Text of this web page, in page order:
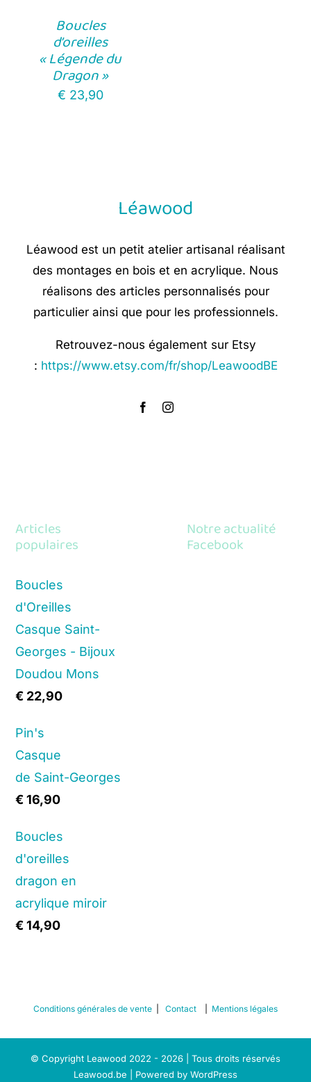
Boucles
d’oreilles
« Légende du
Dragon »
€ 23,90
Léawood
Léawood est un petit atelier artisanal réalisant
des montages en bois et en acrylique. Nous
réalisons des articles personnalisés pour
particulier ainsi que pour les professionnels.
Retrouvez-nous également sur Etsy
: https://www.etsy.com/fr/shop/LeawoodBE
Articles
populaires
Boucles
d'Oreilles
Casque Saint-
Georges - Bijoux
Doudou Mons
€ 22,90
Pin's
Casque
de Saint-Georges
€16,90
Boucles
d'oreilles
dragon en
acrylique miroir
€14,90
Notre actualité
Facebook
Conditions générales de vente Contact Mentions légales
© Copyright Leawood 2022 - 2026 | Tous droits réservés
Leawood.be | Powered by WordPress